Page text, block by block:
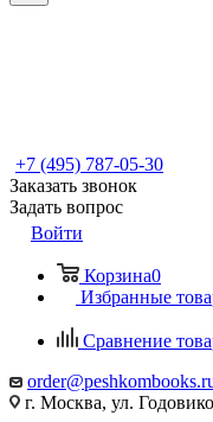
+7 (495) 787-05-30
Заказать звонок
Задать вопрос
Войти
Корзина0
Избранные
Сравнение
г. Москва, ул.